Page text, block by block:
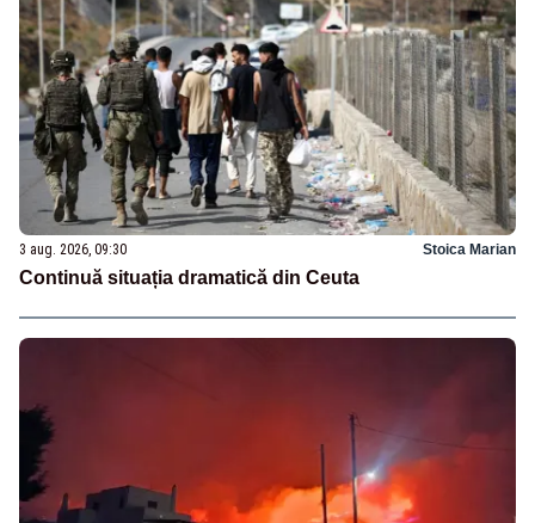
3 aug. 2026, 09:30 Stoica Marian
Continuă situația dramatică din Ceuta